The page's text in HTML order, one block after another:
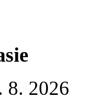
8. 2026